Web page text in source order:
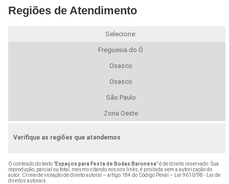
Regiões de Atendimento
Selecione:
Freguesia do Ó
Osasco
Osasco
São Paulo
Zona Oeste
Verifique as regiões que atendemos
O conteúdo do texto "Espaços para Festa de Bodas Baronesa" é de direito reservado. Sua
reprodução, parcial ou total, mesmo citando nossos links, é proibida sem a autorização do
autor. Crime de violação de direito autoral – artigo 184 do Código Penal –
Lei 9610/98 - Lei de
direitos autorais